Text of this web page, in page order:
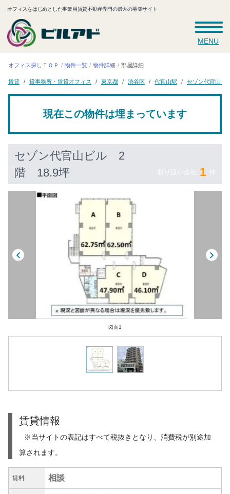
オフィスをはじめとした事業用賃貸不動産専門の最大の募集サイト
MENU
オフィス探しＴＯＰ 物件一覧 物件詳細 部屋詳細
賃貸 貸事務所・賃貸オフィス 東京都 渋谷区 代官山駅 セゾン代官山ビ
現在この物件は埋まっています
セゾン代官山ビル 2
階 18.9坪 取り扱い会社 1 件
図面1
賃貸情報
※当サイトの表記はすべて税抜きとなり、消費税が別途加
算されます。
賃料 相談